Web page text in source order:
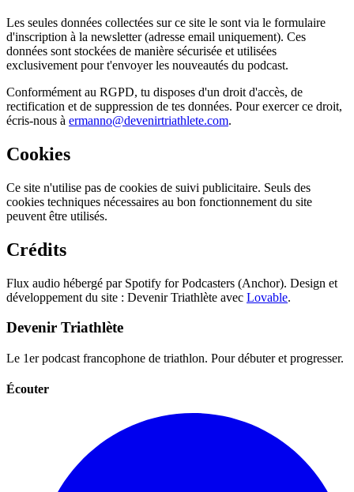
Les seules données collectées sur ce site le sont via le formulaire
d'inscription à la newsletter (adresse email uniquement). Ces
données sont stockées de manière sécurisée et utilisées
exclusivement pour t'envoyer les nouveautés du podcast.
Conformément au RGPD, tu disposes d'un droit d'accès, de
rectification et de suppression de tes données. Pour exercer ce droit,
écris-nous à ermanno@devenirtriathlete.com.
Cookies
Ce site n'utilise pas de cookies de suivi publicitaire. Seuls des
cookies techniques nécessaires au bon fonctionnement du site
peuvent être utilisés.
Crédits
Flux audio hébergé par Spotify for Podcasters (Anchor). Design et
développement du site : Devenir Triathlète avec Lovable.
Devenir Triathlète
Le 1er podcast francophone de triathlon. Pour débuter et progresser.
Écouter